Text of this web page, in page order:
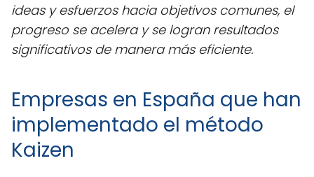
ideas y esfuerzos hacia objetivos comunes, el
progreso se acelera y se logran resultados
significativos de manera más eficiente.
Empresas en España que han
implementado el método
Kaizen